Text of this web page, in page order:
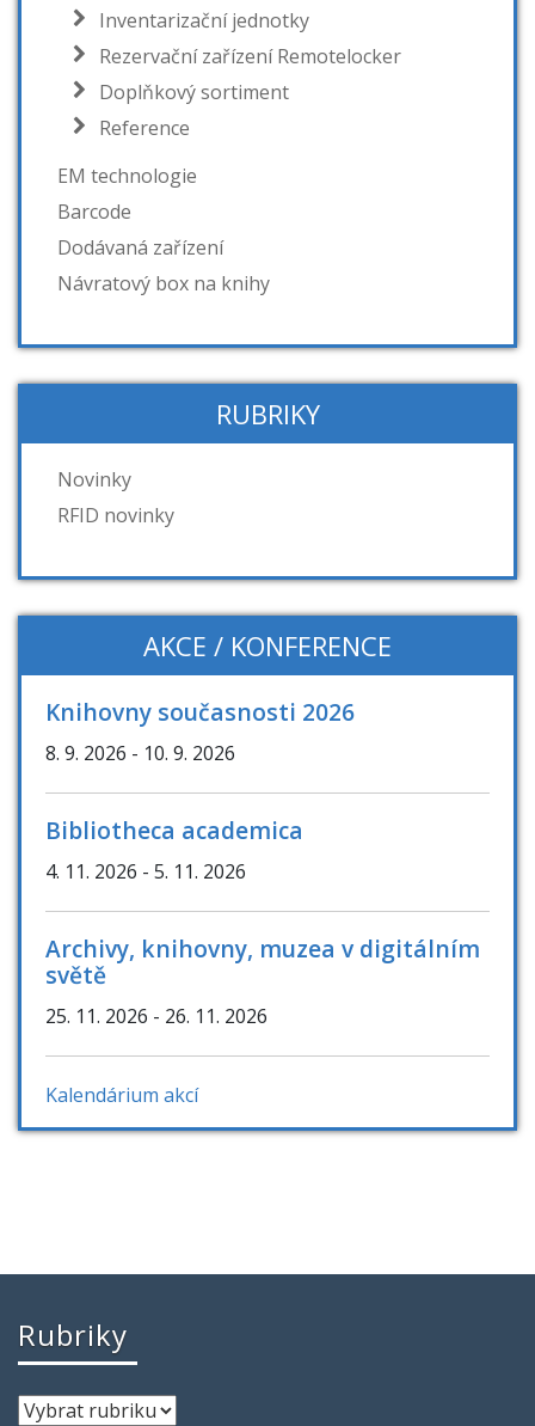
Inventarizační jednotky
Rezervační zařízení Remotelocker
Doplňkový sortiment
Reference
EM technologie
Barcode
Dodávaná zařízení
Návratový box na knihy
RUBRIKY
Novinky
RFID novinky
AKCE / KONFERENCE
Knihovny současnosti 2026
8. 9. 2026 - 10. 9. 2026
Bibliotheca academica
4. 11. 2026 - 5. 11. 2026
Archivy, knihovny, muzea v digitálním
světě
25. 11. 2026 - 26. 11. 2026
Kalendárium akcí
Rubriky